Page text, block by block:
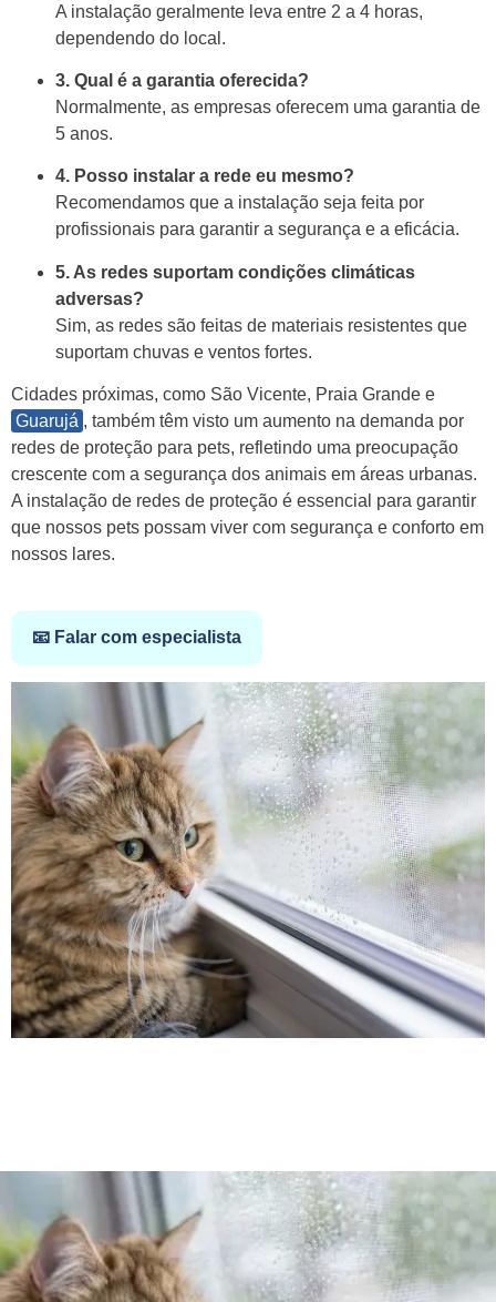
A instalação geralmente leva entre 2 a 4 horas,
dependendo do local.
3. Qual é a garantia oferecida?
Normalmente, as empresas oferecem uma garantia de
5 anos.
4. Posso instalar a rede eu mesmo?
Recomendamos que a instalação seja feita por
profissionais para garantir a segurança e a eficácia.
5. As redes suportam condições climáticas
adversas?
Sim, as redes são feitas de materiais resistentes que
suportam chuvas e ventos fortes.
Cidades próximas, como São Vicente, Praia Grande e
Guarujá , também têm visto um aumento na demanda por
redes de proteção para pets, refletindo uma preocupação
crescente com a segurança dos animais em áreas urbanas.
A instalação de redes de proteção é essencial para garantir
que nossos pets possam viver com segurança e conforto em
nossos lares.
📧 Falar com especialista